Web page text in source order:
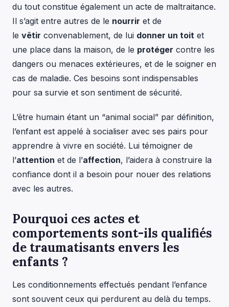
du tout constitue également un acte de maltraitance.
Il s’agit entre autres de le nourrir et de
le vêtir convenablement, de lui donner un toit et
une place dans la maison, de le protéger contre les
dangers ou menaces extérieures, et de le soigner en
cas de maladie. Ces besoins sont indispensables
pour sa survie et son sentiment de sécurité.
L’être humain étant un “animal social” par définition,
l’enfant est appelé à socialiser avec ses pairs pour
apprendre à vivre en société. Lui témoigner de
l’attention et de l’affection, l’aidera à construire la
confiance dont il a besoin pour nouer des relations
avec les autres.
Pourquoi ces actes et
comportements sont-ils qualifiés
de traumatisants envers les
enfants ?
Les conditionnements effectués pendant l’enfance
sont souvent ceux qui perdurent au delà du temps.